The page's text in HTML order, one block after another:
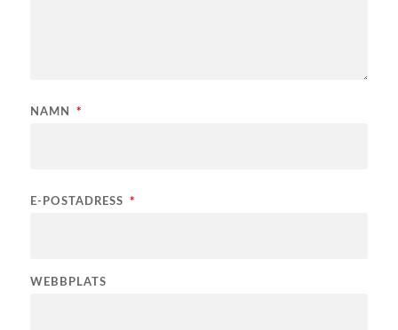
NAMN *
E-POSTADRESS *
WEBBPLATS